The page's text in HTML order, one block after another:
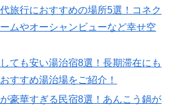
旅行におすすめの場所5選！コネク
ムやオーシャンビューなど幸せ空
ても安い湯治宿8選！長期滞在にも
すすめ湯治場をご紹介！
豪華すぎる民宿8選！あんこう鍋が